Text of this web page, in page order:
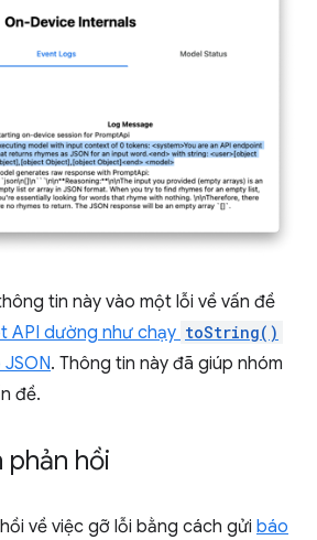
tin này vào một lỗi về vấn đề
API dường như chạy toString()
. Thông tin này đã giúp nhóm
đề.
phản hồi
về việc gỡ lỗi bằng cách gửi báo